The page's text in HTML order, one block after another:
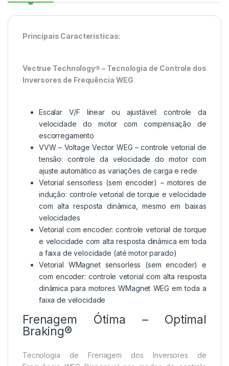
Principais Características:
Vectrue Technology® – Tecnologia de Controle dos
Inversores de Frequência WEG
Escalar V/F linear ou ajustável: controle da
velocidade do motor com compensação de
escorregamento
VVW – Voltage Vector WEG – controle vetorial de
tensão: controle da velocidade do motor com
ajuste automático as variações de carga e rede
Vetorial sensorless (sem encoder) – motores de
indução: controle vetorial de torque e velocidade
com alta resposta dinâmica, mesmo em baixas
velocidades
Vetorial com encoder: controle vetorial de torque
e velocidade com alta resposta dinâmica em toda
a faixa de velocidade (até motor parado)
Vetorial WMagnet sensorless (sem encoder) e
com encoder: controle vetorial com alta resposta
dinâmica para motores WMagnet WEG em toda a
faixa de velocidade
Frenagem Ótima – Optimal
Braking®
Tecnologia de Frenagem dos Inversores de